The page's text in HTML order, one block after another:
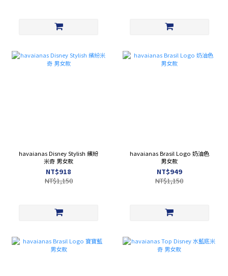
havaianas Disney Stylish 繽紛
米奇 男女款
NT$918
NT$1,150
havaianas Brasil Logo 奶油色
男女款
NT$949
NT$1,150